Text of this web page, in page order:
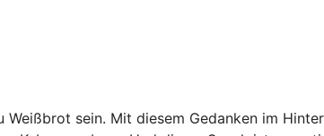
sein. Mit diesem Gedanken im